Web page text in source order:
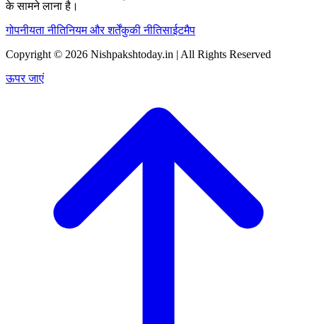
के सामने लाना है।
गोपनीयता नीतिनियम और शर्तेंकुकी नीतिसाईटमैप
Copyright © 2026 Nishpakshtoday.in | All Rights Reserved
ऊपर जाएं